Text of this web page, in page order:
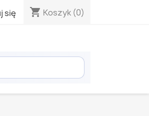
się shopping_cart Koszyk (0)